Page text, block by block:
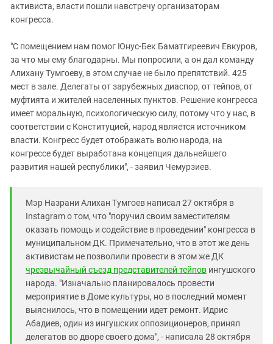
активиста, власти пошли навстречу организаторам
конгресса.
"С помещением нам помог Юнус-Бек Баматгиреевич Евкуров,
за что мы ему благодарны. Мы попросили, а он дал команду
Алихану Тумгоеву, в этом случае не было препятствий. 425
мест в зале. Делегаты от зарубежных диаспор, от тейпов, от
муфтията и жителей населенных пунктов. Решение конгресса
имеет моральную, психологическую силу, потому что у нас, в
соответствии с Конституцией, народ является источником
власти. Конгресс будет отображать волю народа, на
конгрессе будет выработана концепция дальнейшего
развития нашей республики", - заявил Чемурзиев.
Мэр Назрани Алихан Тумгоев написал 27 октября в
Instagram о том, что "поручил своим заместителям
оказать помощь и содействие в проведении" конгресса в
муниципальном ДК. Примечательно, что в этот же день
активистам не позволили провести в этом же ДК
чрезвычайный съезд представителей тейпов ингушского
народа. "Изначально планировалось провести
мероприятие в Доме культуры, но в последний момент
выяснилось, что в помещении идет ремонт. Идрис
Абадиев, один из ингушских оппозиционеров, принял
делегатов во дворе своего дома", - написала 28 октября